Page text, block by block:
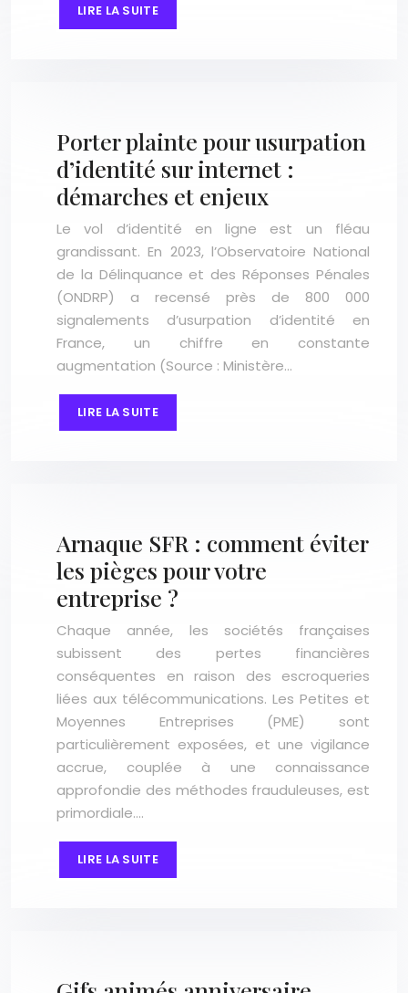
LIRE LA SUITE
Porter plainte pour usurpation
d’identité sur internet :
démarches et enjeux
Le vol d’identité en ligne est un fléau
grandissant. En 2023, l’Observatoire National
de la Délinquance et des Réponses Pénales
(ONDRP) a recensé près de 800 000
signalements d’usurpation d’identité en
France, un chiffre en constante
augmentation (Source : Ministère…
LIRE LA SUITE
Arnaque SFR : comment éviter
les pièges pour votre
entreprise ?
Chaque année, les sociétés françaises
subissent des pertes financières
conséquentes en raison des escroqueries
liées aux télécommunications. Les Petites et
Moyennes Entreprises (PME) sont
particulièrement exposées, et une vigilance
accrue, couplée à une connaissance
approfondie des méthodes frauduleuses, est
primordiale….
LIRE LA SUITE